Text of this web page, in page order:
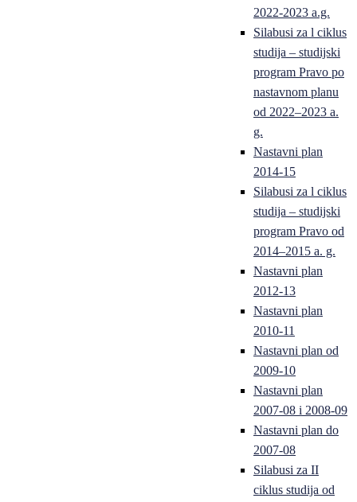
2022-2023 a.g.
Silabusi za l ciklus
studija – studijski
program Pravo po
nastavnom planu
od 2022–2023 a.
g.
Nastavni plan
2014-15
Silabusi za l ciklus
studija – studijski
program Pravo od
2014–2015 a. g.
Nastavni plan
2012-13
Nastavni plan
2010-11
Nastavni plan od
2009-10
Nastavni plan
2007-08 i 2008-09
Nastavni plan do
2007-08
Silabusi za II
ciklus studija od